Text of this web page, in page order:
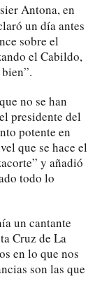
Antona, en
un día antes
sobre el
el Cabildo,
no se han
presidente del
potente en
que se hace el
y añadió
todo lo
un cantante
Cruz de La
en lo que nos
son las que